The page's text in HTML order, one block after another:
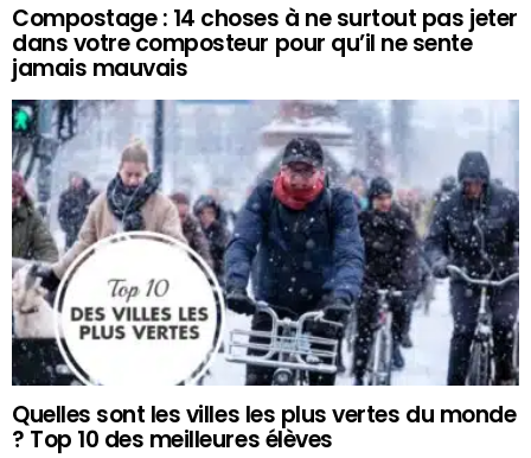
Compostage : 14 choses à ne surtout pas jeter
dans votre composteur pour qu’il ne sente
jamais mauvais
Quelles sont les villes les plus vertes du monde
? Top 10 des meilleures élèves